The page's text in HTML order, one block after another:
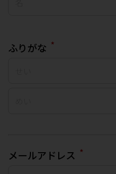
ふりがな *
メールアドレス *